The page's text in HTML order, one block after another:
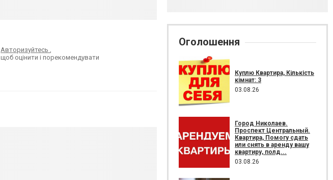
Авторизуйтесь,
щоб оцінити і порекомендувати
Оголошення
Куплю Квартира, Кількість
кімнат: 3
03.08.26
Город Николаев.
Проспект Центральный.
Квартира, Помогу сдать
или снять в аренду вашу
квартиру, полд...
03.08.26